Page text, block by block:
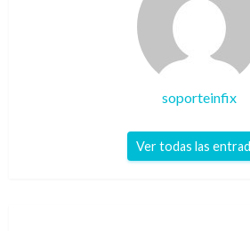
soporteinfix
Ver todas las